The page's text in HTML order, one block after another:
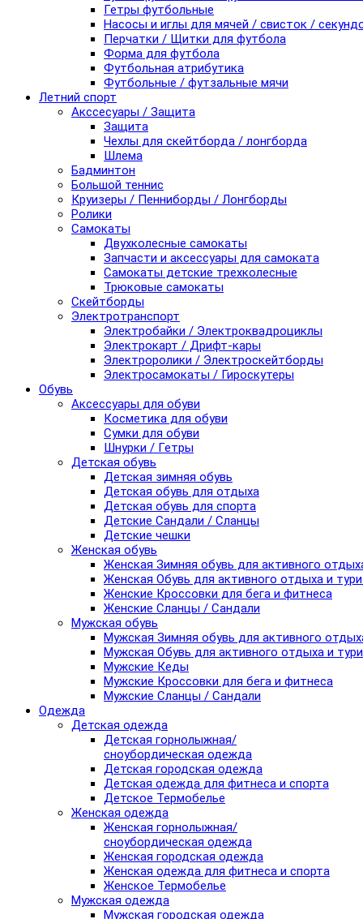
Гетры футбольные
Насосы и иглы для мячей / свисток /
Перчатки / Щитки для футбола
Форма для футбола
Футбольная атрибутика
Футбольные / футзальные мячи
Летний спорт
Акссесуары / Защита
Защита
Чехлы для скейтборда / лонгборда
Шлема
Бадминтон
Большой теннис
Круизеры / Пенниборды / Лонгборды
Ролики
Самокаты
Двухколесные самокаты
Запчасти и аксессуары для самоката
Самокаты детские трехколесные
Трюковые самокаты
Скейтборды
Электротранспорт
Электробайки / Электроквадроциклы
Электрокарт / Дрифт-кары
Электроролики / Электроскейтборды
Электросамокаты / Гироскутеры
Обувь
Аксессуары для обуви
Косметика для обуви
Сумки для обуви
Шнурки / Гетры
Детская обувь
Детская зимняя обувь
Детская обувь для отдыха
Детская обувь для спорта
Детские Сандали / Сланцы
Детские чешки
Женская обувь
Женская Зимняя обувь для активного
Женская Обувь для активного отдыха и
Женские Кроссовки для бега и фитнеса
Женские Сланцы / Сандали
Мужская обувь
Мужская Зимняя обувь для активного
Мужская Обувь для активного отдыха и
Мужские Кеды
Мужские Кроссовки для бега и фитнеса
Мужские Сланцы / Сандали
Одежда
Детская одежда
Детская горнолыжная/
сноубордическая одежда
Детская городская одежда
Детская одежда для фитнеса и спорта
Детское Термобелье
Женская одежда
Женская горнолыжная/
сноубордическая одежда
Женская городская одежда
Женская одежда для фитнеса и спорта
Женское Термобелье
Мужская одежда
Мужская городская одежда